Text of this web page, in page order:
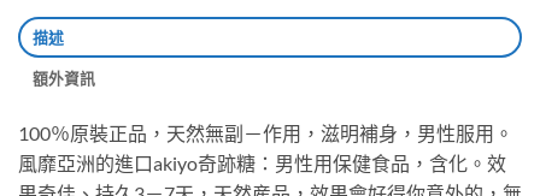
描述
額外資訊
100％原裝正品，天然無副－作用，滋明補身，男性服用。
風靡亞洲的進口akiyo奇跡糖：男性用保健食品，含化。效